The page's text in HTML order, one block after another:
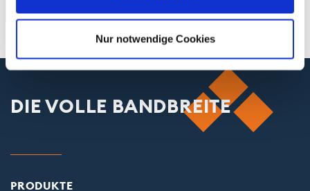
Nur notwendige Cookies
DIE VOLLE BANDBREITE
PRODUKTE